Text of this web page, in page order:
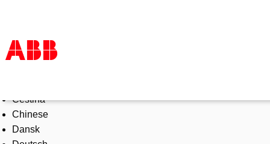
Products & Solutions
Industries
Services
Čeština
Chinese
Dansk